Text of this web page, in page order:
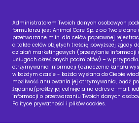
Administratorem Twoich danych osobowych
formularzu jest Animal Care Sp. z o.o Twoje dane
przetwarzane m.in. dla celów poprawnej
a także celów objętych treścią powyższej zgody
działań marketingowych (przesyłanie informacji
usługach określonych podmiotów) – w
otrzymywania informacji (oznaczenie kanału
w każdym czasie - każda wysłana do Ciebie
możliwość anulowania jej otrzymywania, bądź
żądania/prośby jej cofnięcia na adres e-mail:
informacji o przetwarzaniu Twoich danych
Polityce prywatności i plików cookies.